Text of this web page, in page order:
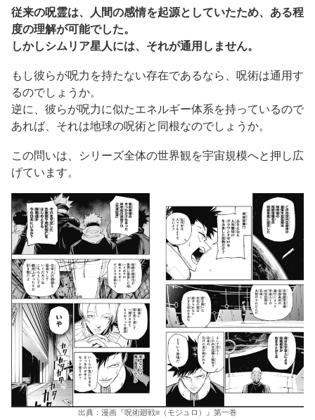
従来の呪霊は、人間の感情を起源としていたため、ある程
度の理解が可能でした。
しかしシムリア星人には、それが通用しません。
もし彼らが呪力を持たない存在であるなら、呪術は通用す
るのでしょうか。
逆に、彼らが呪力に似たエネルギー体系を持っているので
あれば、それは地球の呪術と同根なのでしょうか。
この問いは、シリーズ全体の世界観を宇宙規模へと押し広
げています。
出典：漫画『呪術廻戦≡（モジュロ）』第一巻